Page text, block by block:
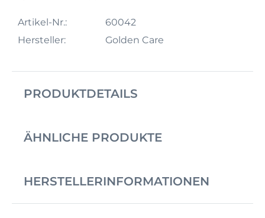
Artikel-Nr.:
60042
Hersteller:
Golden Care
PRODUKTDETAILS
ÄHNLICHE PRODUKTE
HERSTELLERINFORMATIONEN